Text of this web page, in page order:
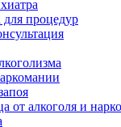
для процедур
от алкоголя и